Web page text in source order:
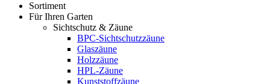
Sortiment
Für Ihren Garten
Sichtschutz & Zäune
BPC-Sichtschutzzäune
Glaszäune
Holzzäune
HPL-Zäune
Kunststoffzäune